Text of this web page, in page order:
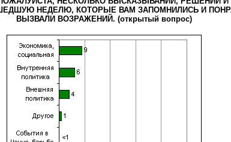
НЕДЕЛЮ, КОТОРЫЕ ВАМ ЗАПОМНИЛИСЬ И
ВЫЗВАЛИ ВОЗРАЖЕНИЙ. (открытый вопрос)